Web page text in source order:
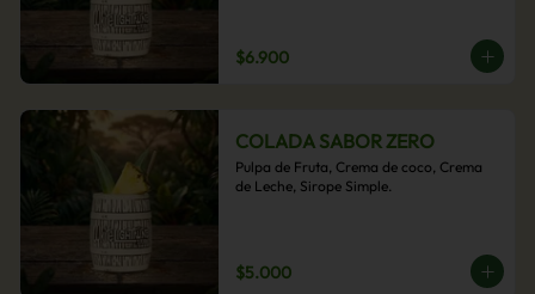
$6.900
COLADA SABOR ZERO
Pulpa de Fruta, Crema de coco, Crema
de Leche, Sirope Simple.
$5.000